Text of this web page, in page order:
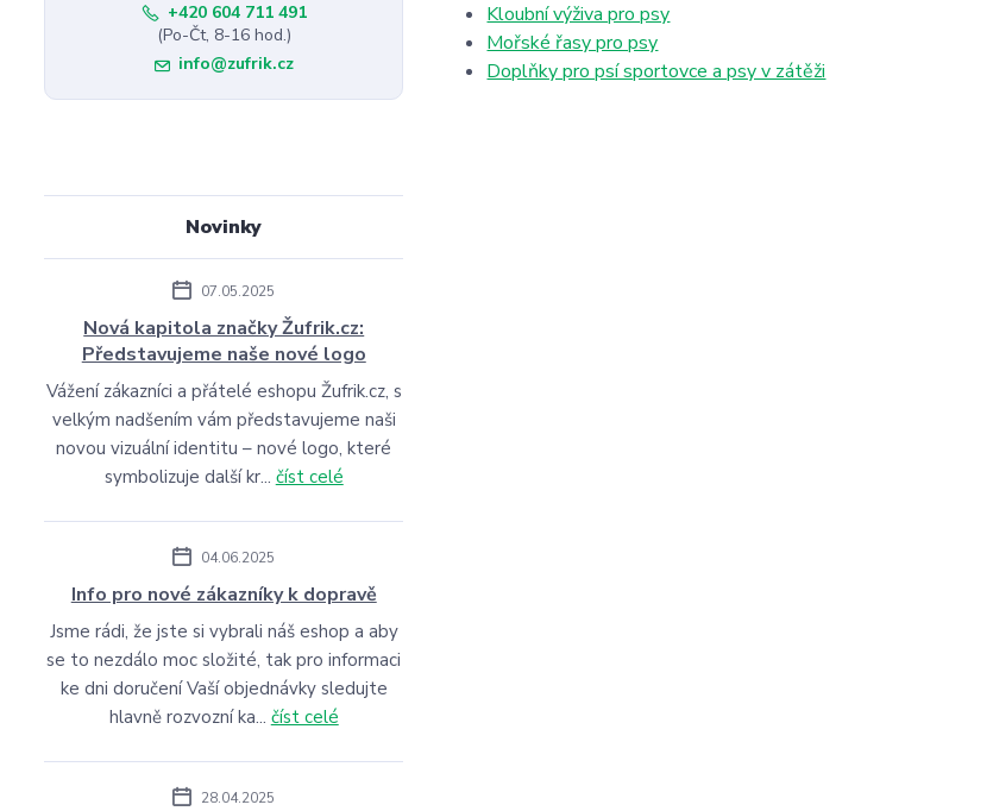
Kloubní výživa pro psy
Mořské řasy pro psy
Doplňky pro psí sportovce a psy v zátěži
+420 604 711 491
(Po-Čt, 8-16 hod.)
info@zufrik.cz
Novinky
07.05.2025
Nová kapitola značky Žufrik.cz:
Představujeme naše nové logo
Vážení zákazníci a přátelé eshopu Žufrik.cz, s
velkým nadšením vám představujeme naši
novou vizuální identitu – nové logo, které
symbolizuje další kr... číst celé
04.06.2025
Info pro nové zákazníky k dopravě
Jsme rádi, že jste si vybrali náš eshop a aby
se to nezdálo moc složité, tak pro informaci
ke dni doručení Vaší objednávky sledujte
hlavně rozvozní ka... číst celé
28.04.2025